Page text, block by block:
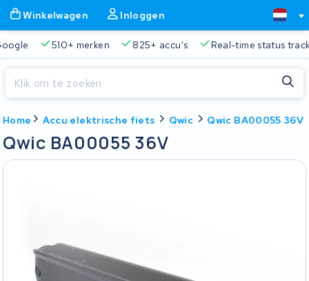
Winkelwagen Inloggen
510+ merken 825+ accu's Real-time status
Home Accu elektrische fiets Qwic Qwic BA00055 36V
Qwic BA00055 36V
Sluiten
Begin te typen in de zoekbalk om te zoeken